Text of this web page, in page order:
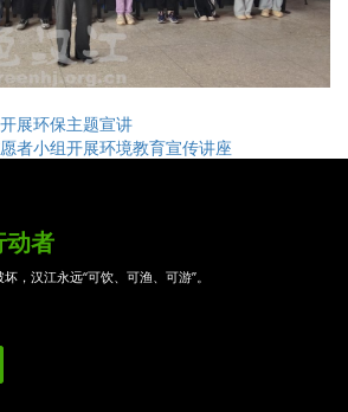
展环保主题宣讲
者小组开展环境教育宣传讲座
动者
，汉江永远“可饮、可渔、可游”。